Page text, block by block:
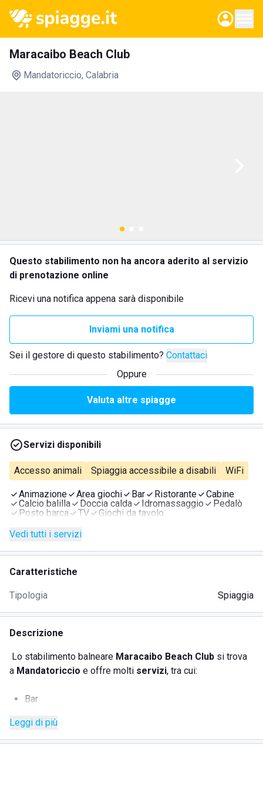
Maracaibo Beach Club
Mandatoriccio, Calabria
Questo stabilimento non ha ancora aderito al servizio
di prenotazione online
Ricevi una notifica appena sarà disponibile
Inviami una notifica
Sei il gestore di questo stabilimento? Contattaci
Oppure
Valuta altre spiagge
Servizi disponibili
Accesso animali Spiaggia accessibile a disabili WiFi
Animazione Area giochi Bar Ristorante
Cabine
Calcio balilla
Doccia calda Idromassaggio
Pedalò
Posto barca
TV
Giochi da tavolo
Vedi tutti i servizi
Caratteristiche
Tipologia Spiaggia
Descrizione
Lo stabilimento balneare Maracaibo Beach Club si trova
a Mandatoriccio e offre molti servizi, tra cui:
Bar
Area giochi
Animazione
Leggi di più